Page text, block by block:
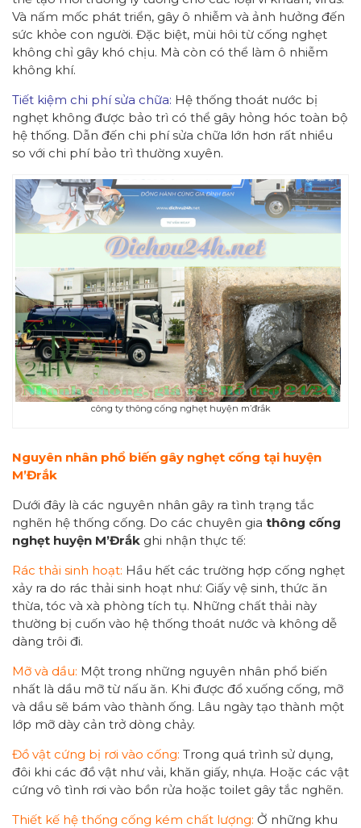
Và nấm mốc phát triển, gây ô nhiễm và ảnh hưởng đến
sức khỏe con người. Đặc biệt, mùi hôi từ cống nghẹt
không chỉ gây khó chịu. Mà còn có thể làm ô nhiễm
không khí.
Tiết kiệm chi phí sửa chữa: Hệ thống thoát nước bị
nghẹt không được bảo trì có thể gây hỏng hóc toàn bộ
hệ thống. Dẫn đến chi phí sửa chữa lớn hơn rất nhiều
so với chi phí bảo trì thường xuyên.
công ty thông cống nghẹt huyện m’đrắk
Nguyên nhân phổ biến gây nghẹt cống tại huyện
M’Đrắk
Dưới đây là các nguyên nhân gây ra tình trạng tắc
nghẽn hệ thống cống. Do các chuyên gia thông cống
nghẹt huyện M’Đrắk ghi nhận thực tế:
Rác thải sinh hoạt: Hầu hết các trường hợp cống nghẹt
xảy ra do rác thải sinh hoạt như: Giấy vệ sinh, thức ăn
thừa, tóc và xà phòng tích tụ. Những chất thải này
thường bị cuốn vào hệ thống thoát nước và không dễ
dàng trôi đi.
Mỡ và dầu: Một trong những nguyên nhân phổ biến
nhất là dầu mỡ từ nấu ăn. Khi được đổ xuống cống, mỡ
và dầu sẽ bám vào thành ống. Lâu ngày tạo thành một
lớp mỡ dày cản trở dòng chảy.
Đồ vật cứng bị rơi vào cống: Trong quá trình sử dụng,
đôi khi các đồ vật như vải, khăn giấy, nhựa. Hoặc các vật
cứng vô tình rơi vào bồn rửa hoặc toilet gây tắc nghẽn.
Thiết kế hệ thống cống kém chất lượng: Ở những khu